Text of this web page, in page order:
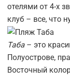
отелями от 4-х
клуб – все, что
Таба – это
Полуострове,
Восточный